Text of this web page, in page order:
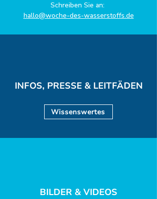
Schreiben Sie an:
hallo@woche-des-wasserstoffs.de
INFOS, PRESSE & LEITFÄDEN
Wissenswertes
BILDER & VIDEOS